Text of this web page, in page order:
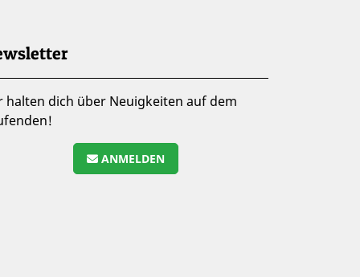
halten dich über Neuigkeiten auf dem
ANMELDEN